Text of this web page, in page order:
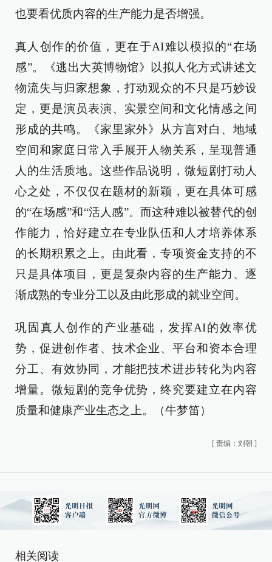
也要看优质内容的生产能力是否增强。
真人创作的价值，更在于AI难以模拟的“在场
感”。《逃出大英博物馆》以拟人化方式讲述文
物流失与归家想象，打动观众的不只是巧妙设
定，更是演员表演、实景空间和文化情感之间
形成的共鸣。《家里家外》从方言对白、地域
空间和家庭日常入手展开人物关系，呈现普通
人的生活质地。这些作品说明，微短剧打动人
心之处，不仅仅在题材的新颖，更在具体可感
的“在场感”和“活人感”。而这种难以被替代的创
作能力，恰好建立在专业队伍和人才培养体系
的长期积累之上。由此看，专项资金支持的不
只是具体项目，更是复杂内容的生产能力、逐
渐成熟的专业分工以及由此形成的就业空间。
巩固真人创作的产业基础，发挥AI的效率优
势，促进创作者、技术企业、平台和资本合理
分工、有效协同，才能把技术进步转化为内容
增量。微短剧的竞争优势，终究要建立在内容
质量和健康产业生态之上。（牛梦笛）
[ 责编：刘朝 ]
相关阅读